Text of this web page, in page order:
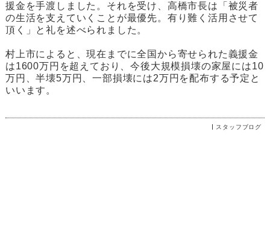
援金を手渡しました。それを受け、高橋市長は「被災者
の生活を支えていくことが最優先。有り難く活用させて
頂く」と礼を述べられました。
村上市によると、現在までに全国から寄せられた義援金
は1600万円を超えており、今後大規模損壊の家屋には10
万円、半壊5万円、一部損壊には2万円を配布する予定と
いいます。
スタッフブログ